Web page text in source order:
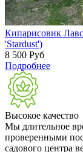
Кипарисовик
'Stardust')
8 500 Руб
Подробнее
Высокое качество
Мы длительное
проверенными
садового центра